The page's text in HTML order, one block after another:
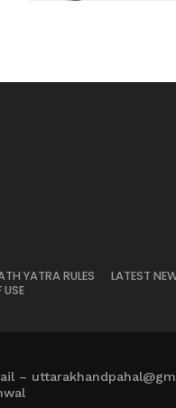
YATRA RULES
LATEST
USE
–